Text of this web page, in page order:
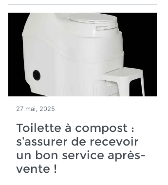
27 mai, 2025
Toilette à compost :
s’assurer de recevoir
un bon service après-
vente !